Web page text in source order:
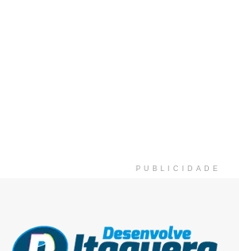
PUBLICIDADE